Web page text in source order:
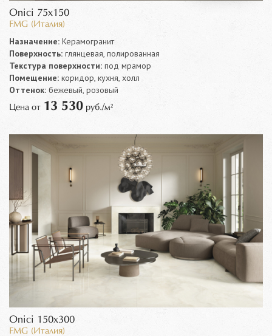
Onici 75x150
FMG (Италия)
Назначение: Керамогранит
Поверхность: глянцевая, полированная
Текстура поверхности: под мрамор
Помещение: коридор, кухня, холл
Оттенок: бежевый, розовый
Цена от 13 530 руб./м²
Onici 150x300
FMG (Италия)